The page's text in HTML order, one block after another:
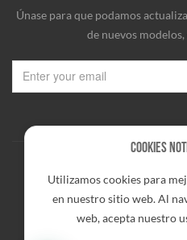
Únase para que podamos
de nuevos
ENLACES
Cookies
Utilizamos cookies para
en nuestro sitio web. Al
web, acepta nuestro